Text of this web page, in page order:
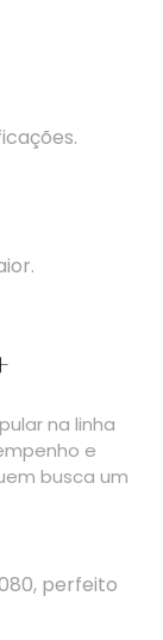
na linha
e
busca um
perfeito